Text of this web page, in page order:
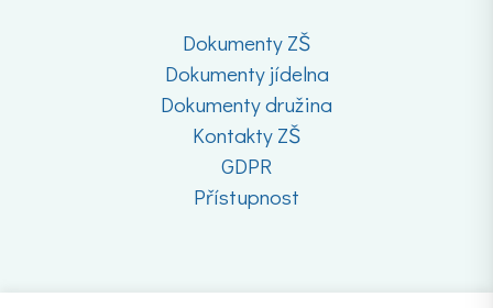
Dokumenty ZŠ
Dokumenty jídelna
Dokumenty družina
Kontakty ZŠ
GDPR
Přístupnost